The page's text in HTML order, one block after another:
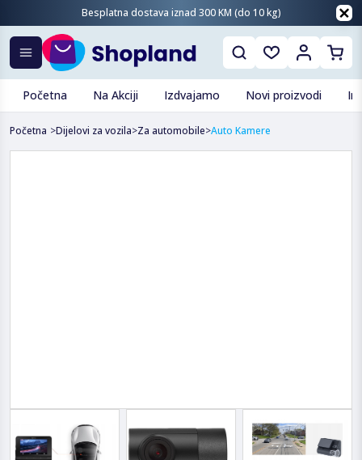
Besplatna dostava iznad 300 KM (do 10 kg)
Početna Na Akciji Izdvajamo Novi proizvodi
Početna >Dijelovi za vozila>Za automobile>Auto Kamere